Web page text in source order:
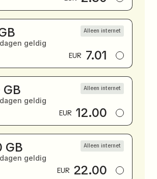
geldig
Alleen internet
EUR 7.01
GB
geldig
Alleen internet
EUR 12.00
GB
geldig
Alleen internet
EUR 22.00